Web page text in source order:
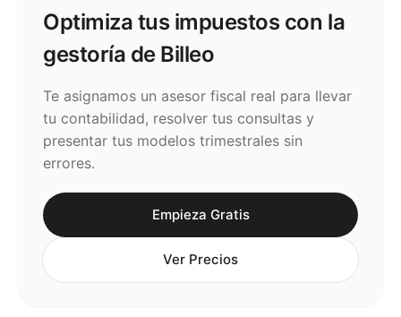
Optimiza tus impuestos con la
gestoría de Billeo
Te asignamos un asesor fiscal real para llevar
tu contabilidad, resolver tus consultas y
presentar tus modelos trimestrales sin
errores.
Empieza Gratis
Ver Precios